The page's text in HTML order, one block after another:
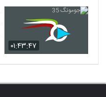
۰۱:۴۳:۴۷